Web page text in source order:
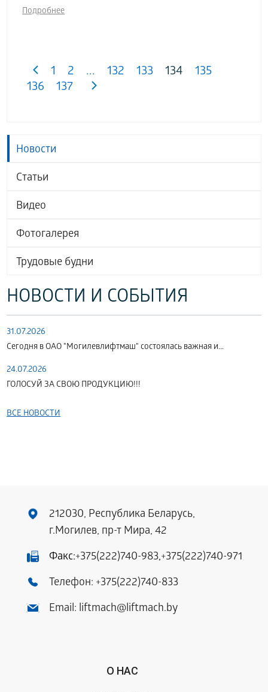
Новости
Статьи
Видео
Фотогалерея
Трудовые будни
НОВОСТИ И СОБЫТИЯ
31.07.2026
Сегодня в ОАО "Могилевлифтмаш" состоялась важная и...
24.07.2026
ГОЛОСУЙ ЗА СВОЮ ПРОДУКЦИЮ!!!
ВСЕ НОВОСТИ
Подробнее
1 2 ... 132 133 134
135
136
137
212030, Республика Беларусь,
г.Могилев, пр-т Мира, 42
Факс:+375(222)740-983,+375(222)740-971
Телефон: +375(222)740-833
Email: liftmach@liftmach.by
О НАС